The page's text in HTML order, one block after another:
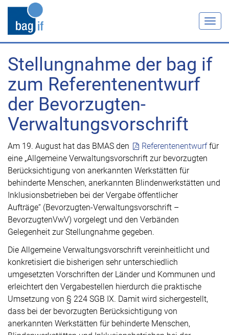
Stellungnahme der bag if
zum Referentenentwurf
der Bevorzugten-
Verwaltungsvorschrift
Am 19. August hat das BMAS den Referentenentwurffür
eine „Allgemeine Verwaltungsvorschrift zur bevorzugten
Berücksichtigung von anerkannten Werkstätten für
behinderte Menschen, anerkannten Blindenwerkstätten und
Inklusionsbetrieben bei der Vergabe öffentlicher
Aufträge“ (Bevorzugten-Verwaltungsvorschrift –
BevorzugtenVwV) vorgelegt und den Verbänden
Gelegenheit zur Stellungnahme gegeben.
Die Allgemeine Verwaltungsvorschrift vereinheitlicht und
konkretisiert die bisherigen sehr unterschiedlich
umgesetzten Vorschriften der Länder und Kommunen und
erleichtert den Vergabestellen hierdurch die praktische
Umsetzung von § 224 SGB IX. Damit wird sichergestellt,
dass bei der bevorzugten Berücksichtigung von
anerkannten Werkstätten für behinderte Menschen,